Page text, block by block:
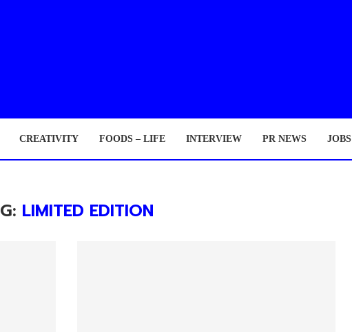
CREATIVITY FOODS – LIFE INTERVIEW PR NEWS JOBS
LIMITED EDITION